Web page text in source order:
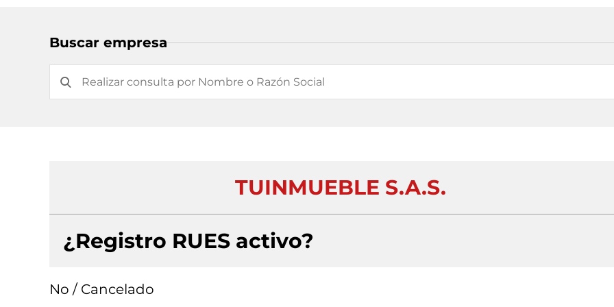
Buscar empresa
TUINMUEBLE S.A.S.
¿Registro RUES activo?
No / Cancelado